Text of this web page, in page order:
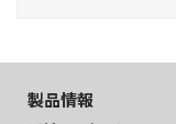
製品情報